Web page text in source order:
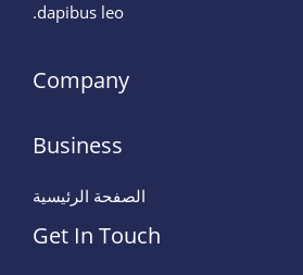
dapibus leo.
Company
Business
الصفحة الرئيسية
Get In Touch